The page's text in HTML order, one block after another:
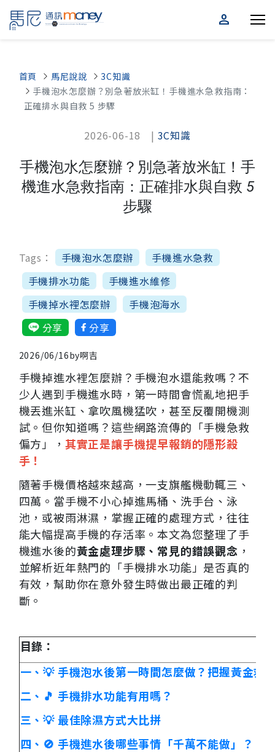
person
首頁 馬尼說說
3C知識
手機泡水怎麼辦？別急著放米缸！手機進水急救指南：
正確排水與自救 5 步驟
2026-06-18 | 3C知識
手機泡水怎麼辦？別急著放米缸！手
機進水急救指南：正確排水與自救 5
步驟
Tags： 手機泡水怎麼辦
手機進水急救
手機排水功能
手機進水維修
手機掉水裡怎麼辦
手機泡海水
分享
分享
2026/06/16by啊吉
手機掉進水裡怎麼辦？手機泡水還能救嗎？不
少人遇到手機進水時，第一時間會慌亂地把手
機丟進米缸、拿吹風機猛吹，甚至反覆開機測
試。但你知道嗎？這些網路流傳的「手機急救
偏方」， 其實正是讓手機提早報銷的隱形殺
手！
隨著手機價格越來越高，一支旗艦機動輒三、
四萬。當手機不小心掉進馬桶、洗手台、泳
池，或被雨淋濕，掌握正確的處理方式，往往
能大幅提高手機的存活率。本文為您整理了手
機進水後的黃金處理步驟、常見的錯誤觀念 ，
並解析近年熱門的「手機排水功能」是否真的
有效，幫助你在意外發生時做出最正確的判
斷。
目錄：
一、💡 手機泡水後第一時間怎麼做？把握黃金救
二、🎵 手機排水功能有用嗎？
三、💡 最佳除濕方式大比拼
四、🚫 手機進水後哪些事情「千萬不能做」？